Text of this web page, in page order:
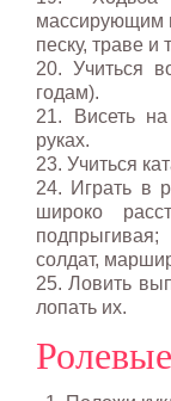
массирующим
песку, траве и
20. Учиться
годам).
21. Висеть
руках.
23. Учиться
24. Играть в
широко
солдат,
25. Ловить
лопать их.